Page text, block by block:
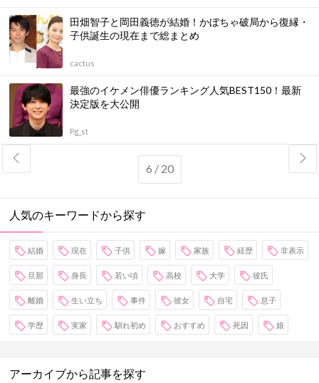
田畑智子と岡田義徳が結婚！かぼちゃ破局から復縁・
子供誕生の現在まで総まとめ
cactus
最強のイケメン俳優ランキング人気BEST150！最新
決定版を大公開
Pg_st
6 / 20
人気のキーワードから探す
結婚 現在 子供 嫁 家族 経歴 非表示
旦那 身長 若い頃 高校 大学 彼氏
離婚 生い立ち 事件 彼女 自宅 息子
学歴 実家 馴れ初め おすすめ 死因 娘
アーカイブから記事を探す